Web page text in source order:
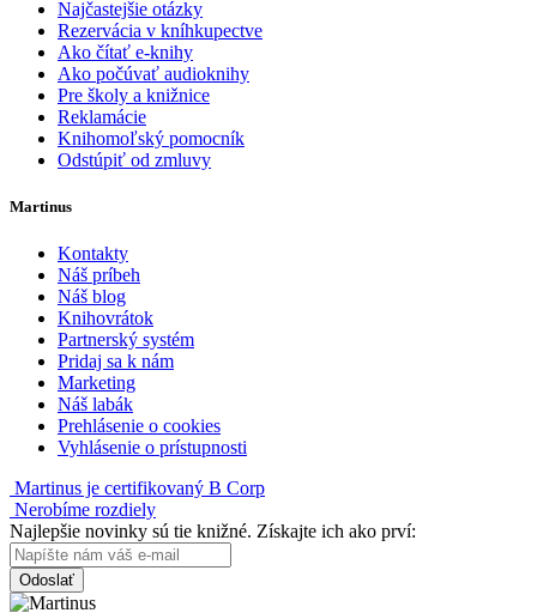
Najčastejšie otázky
Rezervácia v kníhkupectve
Ako čítať e-knihy
Ako počúvať audioknihy
Pre školy a knižnice
Reklamácie
Knihomoľský pomocník
Odstúpiť od zmluvy
Martinus
Kontakty
Náš príbeh
Náš blog
Knihovrátok
Partnerský systém
Pridaj sa k nám
Marketing
Náš labák
Prehlásenie o cookies
Vyhlásenie o prístupnosti
Martinus je certifikovaný B Corp
Nerobíme rozdiely
Najlepšie novinky sú tie knižné. Získajte ich ako prví:
Odoslať